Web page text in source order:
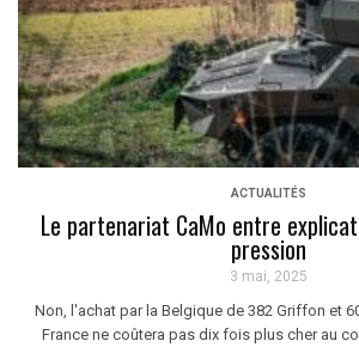
ACTUALITÉS
Le partenariat CaMo entre
pression
3 mai, 2025
Non, l'achat par la Belgique de 382 Griffon et
France ne coûtera pas dix fois plus cher au